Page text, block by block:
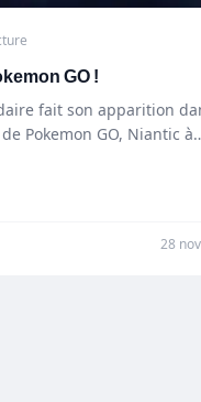
GO !
fait son apparition
Pokemon GO, Niantic à
28